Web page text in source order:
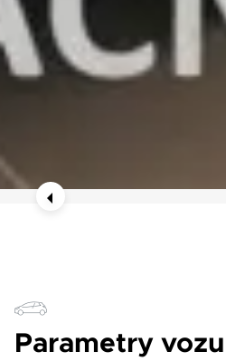
Parametry vozu